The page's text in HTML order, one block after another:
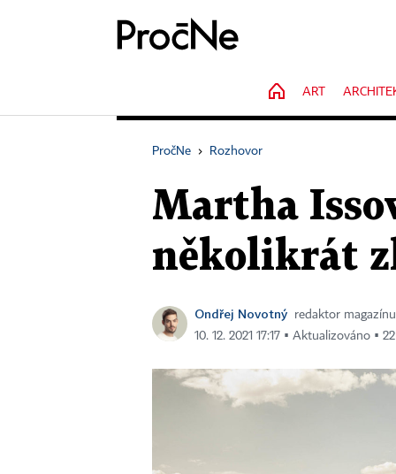
HOME
ART
PročNe › Rozhovor
Martha
několikrát
Ondřej Novotný
redaktor
10. 12. 2021 17:17 ▪ Aktualizováno ▪